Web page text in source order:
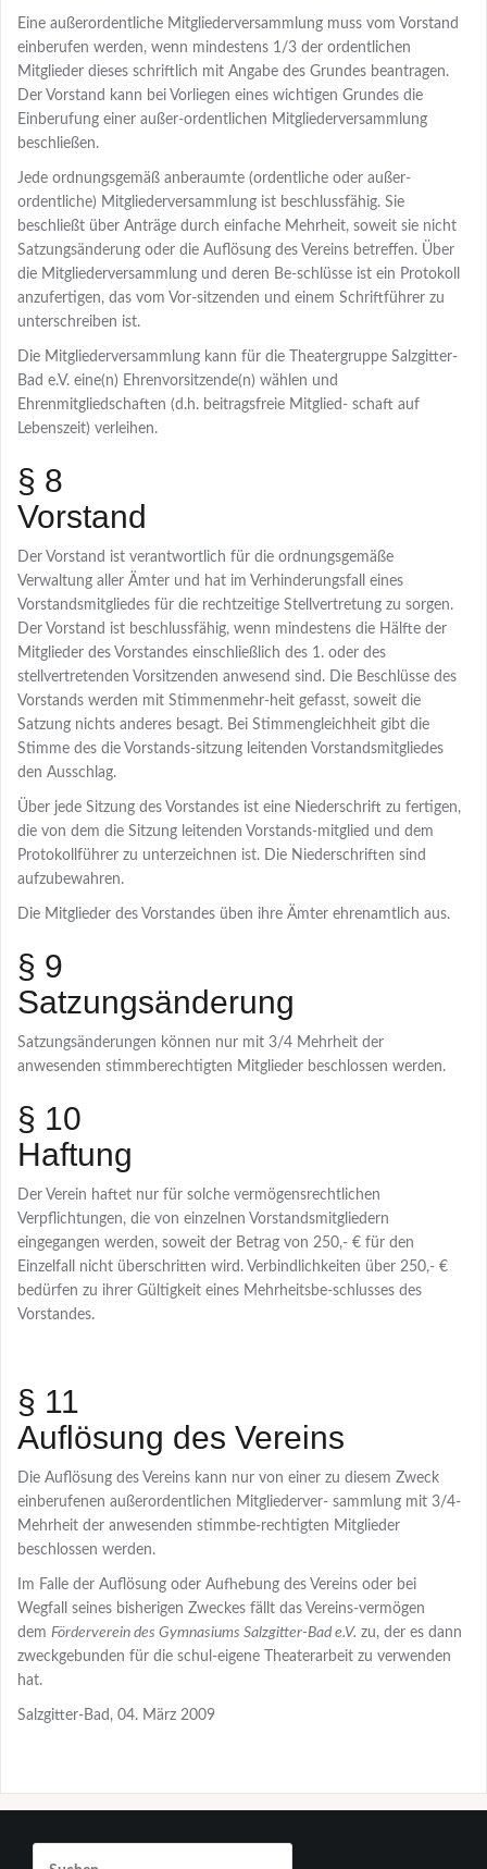
Eine außerordentliche Mitgliederversammlung muss vom Vorstand
einberufen werden, wenn mindestens 1/3 der ordentlichen
Mitglieder dieses schriftlich mit Angabe des Grundes beantragen.
Der Vorstand kann bei Vorliegen eines wichtigen Grundes die
Einberufung einer außer-ordentlichen Mitgliederversammlung
beschließen.
Jede ordnungsgemäß anberaumte (ordentliche oder außer-
ordentliche) Mitgliederversammlung ist beschlussfähig. Sie
beschließt über Anträge durch einfache Mehrheit, soweit sie nicht
Satzungsänderung oder die Auflösung des Vereins betreffen. Über
die Mitgliederversammlung und deren Be-schlüsse ist ein Protokoll
anzufertigen, das vom Vor-sitzenden und einem Schriftführer zu
unterschreiben ist.
Die Mitgliederversammlung kann für die Theatergruppe Salzgitter-
Bad e.V. eine(n) Ehrenvorsitzende(n) wählen und
Ehrenmitgliedschaften (d.h. beitragsfreie Mitglied- schaft auf
Lebenszeit) verleihen.
§ 8
Vorstand
Der Vorstand ist verantwortlich für die ordnungsgemäße
Verwaltung aller Ämter und hat im Verhinderungsfall eines
Vorstandsmitgliedes für die rechtzeitige Stellvertretung zu sorgen.
Der Vorstand ist beschlussfähig, wenn mindestens die Hälfte der
Mitglieder des Vorstandes einschließlich des 1. oder des
stellvertretenden Vorsitzenden anwesend sind. Die Beschlüsse des
Vorstands werden mit Stimmenmehr-heit gefasst, soweit die
Satzung nichts anderes besagt. Bei Stimmengleichheit gibt die
Stimme des die Vorstands-sitzung leitenden Vorstandsmitgliedes
den Ausschlag.
Über jede Sitzung des Vorstandes ist eine Niederschrift zu fertigen,
die von dem die Sitzung leitenden Vorstands-mitglied und dem
Protokollführer zu unterzeichnen ist. Die Niederschriften sind
aufzubewahren.
Die Mitglieder des Vorstandes üben ihre Ämter ehrenamtlich aus.
§ 9
Satzungsänderung
Satzungsänderungen können nur mit 3/4 Mehrheit der
anwesenden stimmberechtigten Mitglieder beschlossen werden.
§ 10
Haftung
Der Verein haftet nur für solche vermögensrechtlichen
Verpflichtungen, die von einzelnen Vorstandsmitgliedern
eingegangen werden, soweit der Betrag von 250,- € für den
Einzelfall nicht überschritten wird. Verbindlichkeiten über 250,- €
bedürfen zu ihrer Gültigkeit eines Mehrheitsbe-schlusses des
Vorstandes.
§ 11
Auflösung des Vereins
Die Auflösung des Vereins kann nur von einer zu diesem Zweck
einberufenen außerordentlichen Mitgliederver- sammlung mit 3/4-
Mehrheit der anwesenden stimmbe-rechtigten Mitglieder
beschlossen werden.
Im Falle der Auflösung oder Aufhebung des Vereins oder bei
Wegfall seines bisherigen Zweckes fällt das Vereins-vermögen
dem Förderverein des Gymnasiums Salzgitter-Bad e.V. zu, der es dann
zweckgebunden für die schul-eigene Theaterarbeit zu verwenden
hat.
Salzgitter-Bad, 04. März 2009